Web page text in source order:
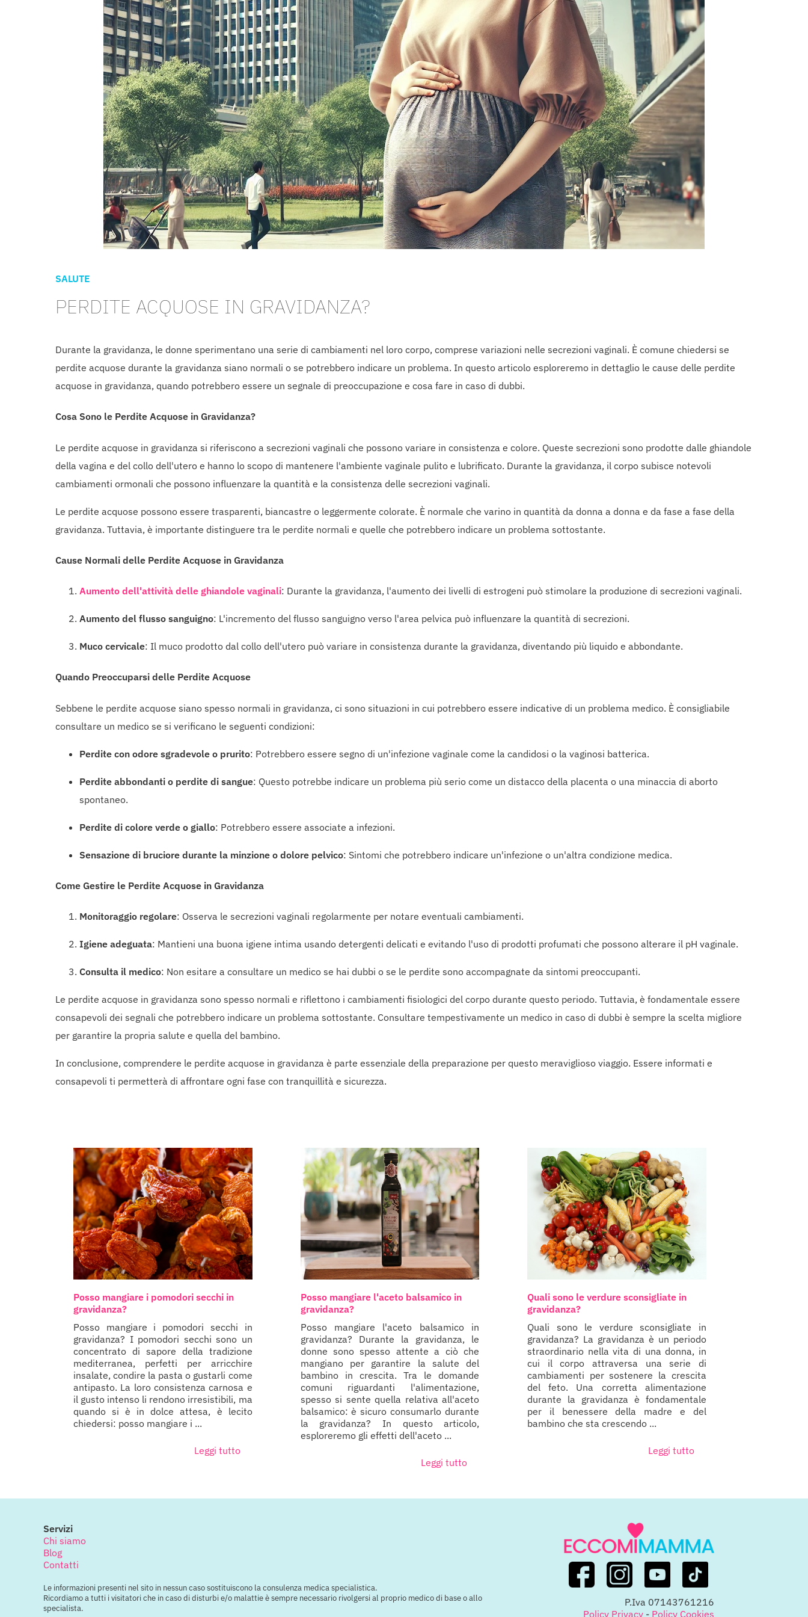
SALUTE
PERDITE ACQUOSE IN GRAVIDANZA?
Durante la gravidanza, le donne sperimentano una serie di cambiamenti nel loro corpo, comprese variazioni nelle secrezioni vaginali. È comune chiedersi se
perdite acquose durante la gravidanza siano normali o se potrebbero indicare un problema. In questo articolo esploreremo in dettaglio le cause delle perdite
acquose in gravidanza, quando potrebbero essere un segnale di preoccupazione e cosa fare in caso di dubbi.
Cosa Sono le Perdite Acquose in Gravidanza?
Le perdite acquose in gravidanza si riferiscono a secrezioni vaginali che possono variare in consistenza e colore. Queste secrezioni sono prodotte dalle ghiandole
della vagina e del collo dell'utero e hanno lo scopo di mantenere l'ambiente vaginale pulito e lubrificato. Durante la gravidanza, il corpo subisce notevoli
cambiamenti ormonali che possono influenzare la quantità e la consistenza delle secrezioni vaginali.
Le perdite acquose possono essere trasparenti, biancastre o leggermente colorate. È normale che varino in quantità da donna a donna e da fase a fase della
gravidanza. Tuttavia, è importante distinguere tra le perdite normali e quelle che potrebbero indicare un problema sottostante.
Cause Normali delle Perdite Acquose in Gravidanza
Aumento dell'attività delle ghiandole vaginali: Durante la gravidanza, l'aumento dei livelli di estrogeni può stimolare la produzione di secrezioni vaginali.
Aumento del flusso sanguigno: L'incremento del flusso sanguigno verso l'area pelvica può influenzare la quantità di secrezioni.
Muco cervicale: Il muco prodotto dal collo dell'utero può variare in consistenza durante la gravidanza, diventando più liquido e abbondante.
Quando Preoccuparsi delle Perdite Acquose
Sebbene le perdite acquose siano spesso normali in gravidanza, ci sono situazioni in cui potrebbero essere indicative di un problema medico. È consigliabile
consultare un medico se si verificano le seguenti condizioni:
Perdite con odore sgradevole o prurito: Potrebbero essere segno di un'infezione vaginale come la candidosi o la vaginosi batterica.
Perdite abbondanti o perdite di sangue: Questo potrebbe indicare un problema più serio come un distacco della placenta o una minaccia di aborto
spontaneo.
Perdite di colore verde o giallo: Potrebbero essere associate a infezioni.
Sensazione di bruciore durante la minzione o dolore pelvico: Sintomi che potrebbero indicare un'infezione o un'altra condizione medica.
Come Gestire le Perdite Acquose in Gravidanza
Monitoraggio regolare: Osserva le secrezioni vaginali regolarmente per notare eventuali cambiamenti.
Igiene adeguata: Mantieni una buona igiene intima usando detergenti delicati e evitando l'uso di prodotti profumati che possono alterare il pH vaginale.
Consulta il medico: Non esitare a consultare un medico se hai dubbi o se le perdite sono accompagnate da sintomi preoccupanti.
Le perdite acquose in gravidanza sono spesso normali e riflettono i cambiamenti fisiologici del corpo durante questo periodo. Tuttavia, è fondamentale essere
consapevoli dei segnali che potrebbero indicare un problema sottostante. Consultare tempestivamente un medico in caso di dubbi è sempre la scelta migliore
per garantire la propria salute e quella del bambino.
In conclusione, comprendere le perdite acquose in gravidanza è parte essenziale della preparazione per questo meraviglioso viaggio. Essere informati e
consapevoli ti permetterà di affrontare ogni fase con tranquillità e sicurezza.
Posso mangiare i pomodori secchi in
gravidanza?
Posso mangiare i pomodori secchi in
gravidanza? I pomodori secchi sono un
concentrato di sapore della tradizione
mediterranea, perfetti per arricchire
insalate, condire la pasta o gustarli come
antipasto. La loro consistenza carnosa e
il gusto intenso li rendono irresistibili, ma
quando si è in dolce attesa, è lecito
chiedersi: posso mangiare i ...
Leggi tutto
Posso mangiare l'aceto balsamico in
gravidanza?
Posso mangiare l'aceto balsamico in
gravidanza? Durante la gravidanza, le
donne sono spesso attente a ciò che
mangiano per garantire la salute del
bambino in crescita. Tra le domande
comuni riguardanti l'alimentazione,
spesso si sente quella relativa all'aceto
balsamico: è sicuro consumarlo durante
la gravidanza? In questo articolo,
esploreremo gli effetti dell'aceto ...
Leggi tutto
Quali sono le verdure sconsigliate in
gravidanza?
Quali sono le verdure sconsigliate in
gravidanza? La gravidanza è un periodo
straordinario nella vita di una donna, in
cui il corpo attraversa una serie di
cambiamenti per sostenere la crescita
del feto. Una corretta alimentazione
durante la gravidanza è fondamentale
per il benessere della madre e del
bambino che sta crescendo ...
Leggi tutto
Servizi
Chi siamo
Blog
Contatti
Le informazioni presenti nel sito in nessun caso sostituiscono la consulenza medica specialistica.
Ricordiamo a tutti i visitatori che in caso di disturbi e/o malattie è sempre necessario rivolgersi al proprio medico di base o allo
specialista.
P.Iva 07143761216
Policy Privacy - Policy Cookies